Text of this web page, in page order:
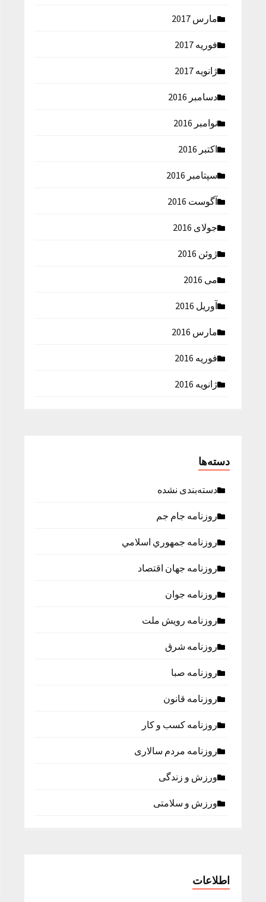
مارس 2017
فوریه 2017
ژانویه 2017
دسامبر 2016
نوامبر 2016
اکتبر 2016
سپتامبر 2016
آگوست 2016
جولای 2016
ژوئن 2016
می 2016
آوریل 2016
مارس 2016
فوریه 2016
ژانویه 2016
دسته‌ها
دسته‌بندی نشده
روزنامه جام جم
روزنامه جمهوري اسلامي
روزنامه جهان اقتصاد
روزنامه جوان
روزنامه رویش ملت
روزنامه شرق
روزنامه صبا
روزنامه قانون
روزنامه كسب و كار
روزنامه مردم سالاری
ورزش و زندگی
ورزش و سلامتی
اطلاعات